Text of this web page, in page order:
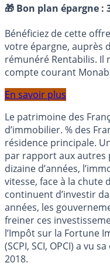
🎁 Bon plan épargne :
Bénéficiez de cette
votre épargne, auprès
rémunéré Rentabilis. Il
compte courant
En savoir plus
Le patrimoine des
d’immobilier. % des
résidence principale.
par rapport aux autres
dizaine d’années,
vitesse, face à la chute
continuent d’investir
années, les
freiner ces
l’Impôt sur la Fortune
(SCPI, SCI, OPCI) a vu
2018.